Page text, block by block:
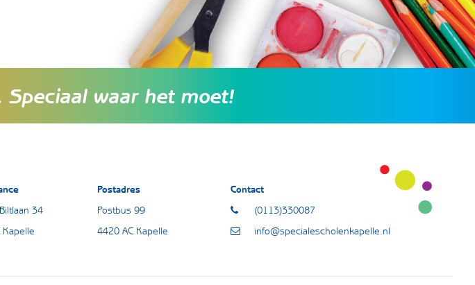
waar het moet!
34
Kapelle
Postadres
Postbus 99
4420 AC Kapelle
Contact
(0113)330087
info@specialescholenkapelle.nl